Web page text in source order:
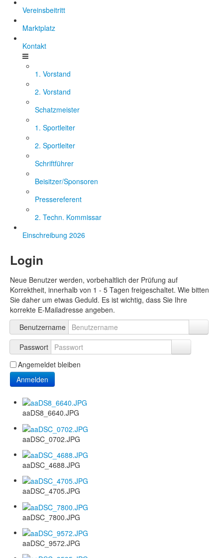
Vereinsbeitritt
Marktplatz
Kontakt
1. Vorstand
2. Vorstand
Schatzmeister
1. Sportleiter
2. Sportleiter
Schriftführer
Beisitzer/Sponsoren
Pressereferent
2. Techn. Kommissar
Einschreibung 2026
Login
Neue Benutzer werden, vorbehaltlich der Prüfung auf
Korrektheit, innerhalb von 1 - 5 Tagen freigeschaltet. Wie bitten
Sie daher um etwas Geduld. Es ist wichtig, dass Sie Ihre
korrekte E-Mailadresse angeben.
Benutzername
Passwort
Angemeldet bleiben
Anmelden
aaDS8_6640.JPG
aaDSC_0702.JPG
aaDSC_4688.JPG
aaDSC_4705.JPG
aaDSC_7800.JPG
aaDSC_9572.JPG